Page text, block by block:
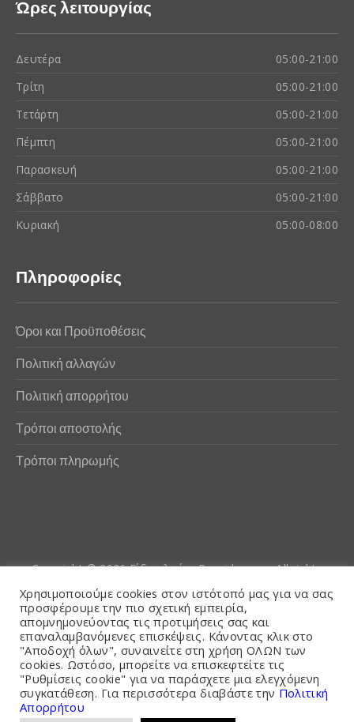
Ώρες λειτουργίας
Δευτέρα
05:00-21:00
Τρίτη
05:00-21:00
Τετάρτη
05:00-21:00
Πέμπτη
05:00-21:00
Παρασκευή
05:00-21:00
Σάββατο
05:00-21:00
Κυριακή
05:00-08:00
Πληροφορίες
Όροι και Προϋποθέσεις
Πολιτική αλλαγών
Πολιτική απορρήτου
Τρόποι αποστολής
Τρόποι πληρωμής
Copyright © 2026Είδη αλιείας Poseidwnn.gr. All rights
reserved. Powered by
PlexusCore
Όροι και Προϋποθέσεις
Χρησιμοποιούμε cookies στον ιστότοπό μας για να σας
προσφέρουμε την πιο σχετική εμπειρία,
απομνημονεύοντας τις προτιμήσεις σας και
επαναλαμβανόμενες επισκέψεις. Κάνοντας κλικ στο
"Αποδοχή όλων", συναινείτε στη χρήση ΟΛΩΝ των
cookies. Ωστόσο, μπορείτε να επισκεφτείτε τις
"Ρυθμίσεις cookie" για να παράσχετε μια ελεγχόμενη
συγκατάθεση. Για περισσότερα διαβάστε την Πολιτική
Απορρήτου